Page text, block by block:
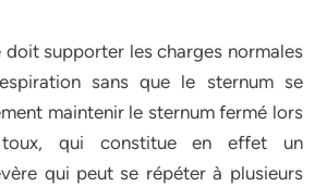
doit supporter les charges normales
sans que le sternum se
maintenir le sternum fermé lors
qui constitue en effet un
qui peut se répéter à plusieurs